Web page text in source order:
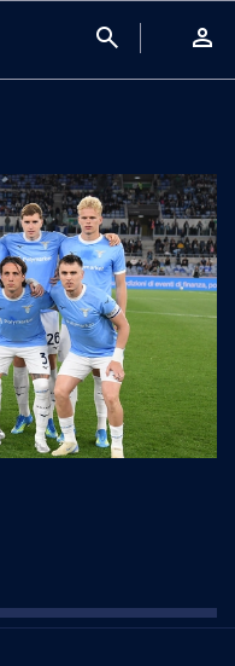
search person